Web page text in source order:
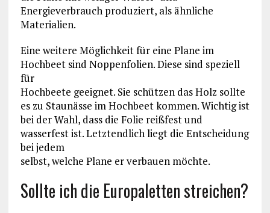
Energieverbrauch produziert, als ähnliche
Materialien.
Eine weitere Möglichkeit für eine Plane im
Hochbeet sind Noppenfolien. Diese sind speziell
für
Hochbeete geeignet. Sie schützen das Holz sollte
es zu Staunässe im Hochbeet kommen. Wichtig ist
bei der Wahl, dass die Folie reißfest und
wasserfest ist. Letztendlich liegt die Entscheidung
bei jedem
selbst, welche Plane er verbauen möchte.
Sollte ich die Europaletten streichen?